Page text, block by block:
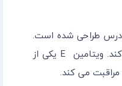
طراحی شده است.
این کرم مرطوب کننده قدرت آبرسانی بالایی دارد و می تواند به مدت 24 ساعت رطوبت پوست را تامین کند. ویتامین E یکی از
مراقبت می کند.